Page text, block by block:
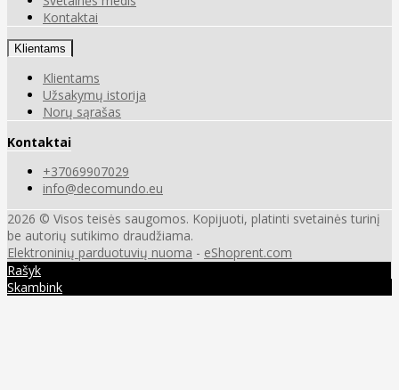
Kontaktai
Klientams
Klientams
Užsakymų istorija
Norų sąrašas
Kontaktai
+37069907029
info@decomundo.eu
2026 © Visos teisės saugomos. Kopijuoti, platinti svetainės turinį
be autorių sutikimo draudžiama.
Elektroninių parduotuvių nuoma - eShoprent.com
Rašyk
Skambink